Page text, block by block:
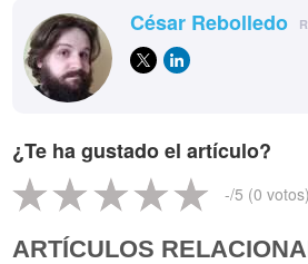
César Rebolledo
¿Te ha gustado el artículo?
-/5 (0 votos)
ARTÍCULOS